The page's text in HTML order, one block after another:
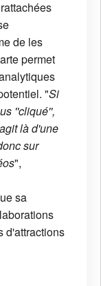
de les
permet
"Si
''cliqué'',
là d'une
sur
",
sa
d'attractions